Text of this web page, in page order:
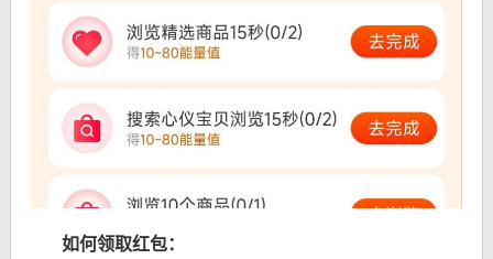
如何领取红包：